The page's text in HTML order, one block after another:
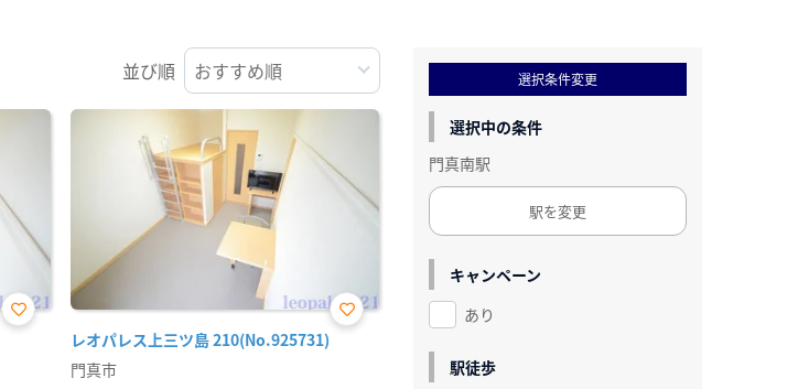
並び順
お気 レオパレス上三ツ島 210(No.925731) お気
門真市
選択条件変更
選択中の条件
門真南駅
駅を変更
キャンペーン
あり
駅徒歩